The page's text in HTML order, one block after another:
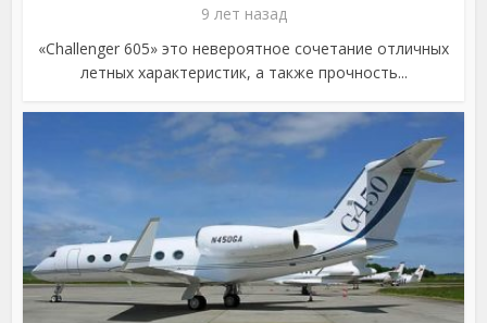
9 лет назад
«Challenger 605» это невероятное сочетание отличных
летных характеристик, а также прочность...